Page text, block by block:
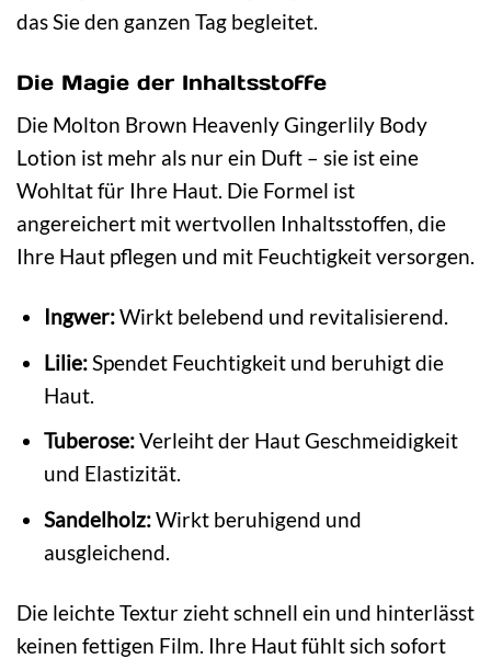
das Sie den ganzen Tag begleitet.
Die Magie der Inhaltsstoffe
Die Molton Brown Heavenly Gingerlily Body
Lotion ist mehr als nur ein Duft – sie ist eine
Wohltat für Ihre Haut. Die Formel ist
angereichert mit wertvollen Inhaltsstoffen, die
Ihre Haut pflegen und mit Feuchtigkeit versorgen.
Ingwer:Wirkt belebend und revitalisierend.
Lilie:Spendet Feuchtigkeit und beruhigt die
Haut.
Tuberose:Verleiht der Haut Geschmeidigkeit
und Elastizität.
Sandelholz:Wirkt beruhigend und
ausgleichend.
Die leichte Textur zieht schnell ein und hinterlässt
keinen fettigen Film. Ihre Haut fühlt sich sofort